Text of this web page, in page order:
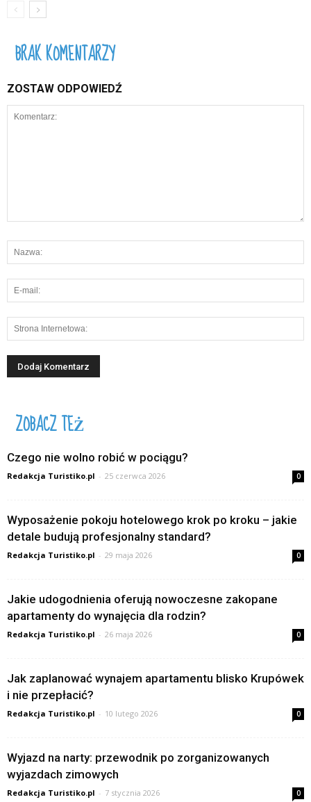
BRAK KOMENTARZY
ZOSTAW ODPOWIEDŹ
ZOBACZ TEŻ
Czego nie wolno robić w pociągu?
Redakcja Turistiko.pl - 25 czerwca 2026 0
Wyposażenie pokoju hotelowego krok po kroku – jakie
detale budują profesjonalny standard?
Redakcja Turistiko.pl - 29 maja 2026 0
Jakie udogodnienia oferują nowoczesne zakopane
apartamenty do wynajęcia dla rodzin?
Redakcja Turistiko.pl - 26 maja 2026 0
Jak zaplanować wynajem apartamentu blisko Krupówek
i nie przepłacić?
Redakcja Turistiko.pl - 10 lutego 2026 0
Wyjazd na narty: przewodnik po zorganizowanych
wyjazdach zimowych
Redakcja Turistiko.pl - 7 stycznia 2026 0